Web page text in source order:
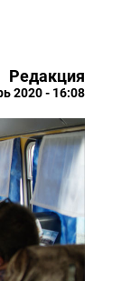
Редакция
2020 - 16:08